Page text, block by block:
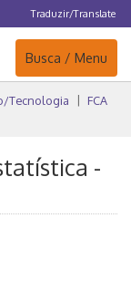
Traduzir/Translate
Navegação
Busca / Menu
Tecnologia
FCA
-